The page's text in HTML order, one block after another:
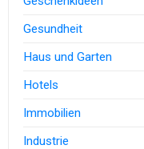
Gesundheit
Haus und Garten
Hotels
Immobilien
Industrie